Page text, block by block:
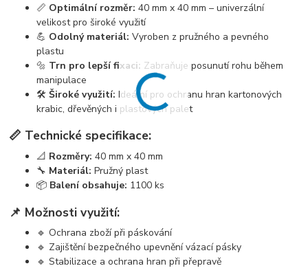
📏 Optimální rozměr: 40 mm x 40 mm – univerzální
velikost pro široké využití
💪 Odolný materiál: Vyroben z pružného a pevného
plastu
🔩 Trn pro lepší fixaci: Zabraňuje posunutí rohu během
manipulace
🛠️Široké využití: Ideální pro ochranu hran kartonových
krabic, dřevěných i plastových palet
📏 Technické specifikace:
📐 Rozměry: 40 mm x 40 mm
🔧 Materiál: Pružný plast
📦 Balení obsahuje: 1100 ks
📌 Možnosti využití:
🔹 Ochrana zboží při páskování
🔹 Zajištění bezpečného upevnění vázací pásky
🔹 Stabilizace a ochrana hran při přepravě